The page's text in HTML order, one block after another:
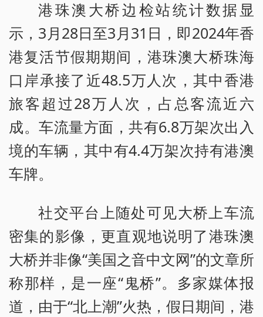
港珠澳大桥边检站统计数据显
示，3月28日至3月31日，即2024年香
港复活节假期期间，港珠澳大桥珠海
口岸承接了近48.5万人次，其中香港
旅客超过28万人次，占总客流近六
成。车流量方面，共有6.8万架次出入
境的车辆，其中有4.4万架次持有港澳
车牌。
社交平台上随处可见大桥上车流
密集的影像，更直观地说明了港珠澳
大桥并非像“美国之音中文网”的文章所
称那样，是一座“鬼桥”。多家媒体报
道，由于“北上潮”火热，假日期间，港